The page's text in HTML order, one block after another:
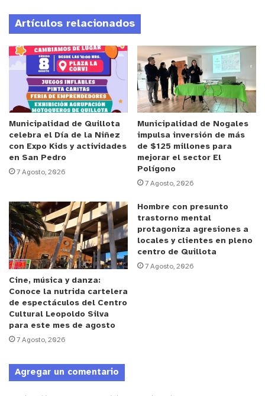
Artículos relacionados
Municipalidad de Quillota
celebra el Día de la Niñez
con Expo Kids y actividades
en San Pedro
7 Agosto, 2026
Municipalidad de Nogales
impulsa inversión de más
de $125 millones para
mejorar el sector El
Polígono
7 Agosto, 2026
Cine, música y danza:
Conoce la nutrida cartelera
de espectáculos del Centro
Cultural Leopoldo Silva
para este mes de agosto
7 Agosto, 2026
Hombre con presunto
trastorno mental
protagoniza agresiones a
locales y clientes en pleno
centro de Quillota
7 Agosto, 2026
Agregar un comentario